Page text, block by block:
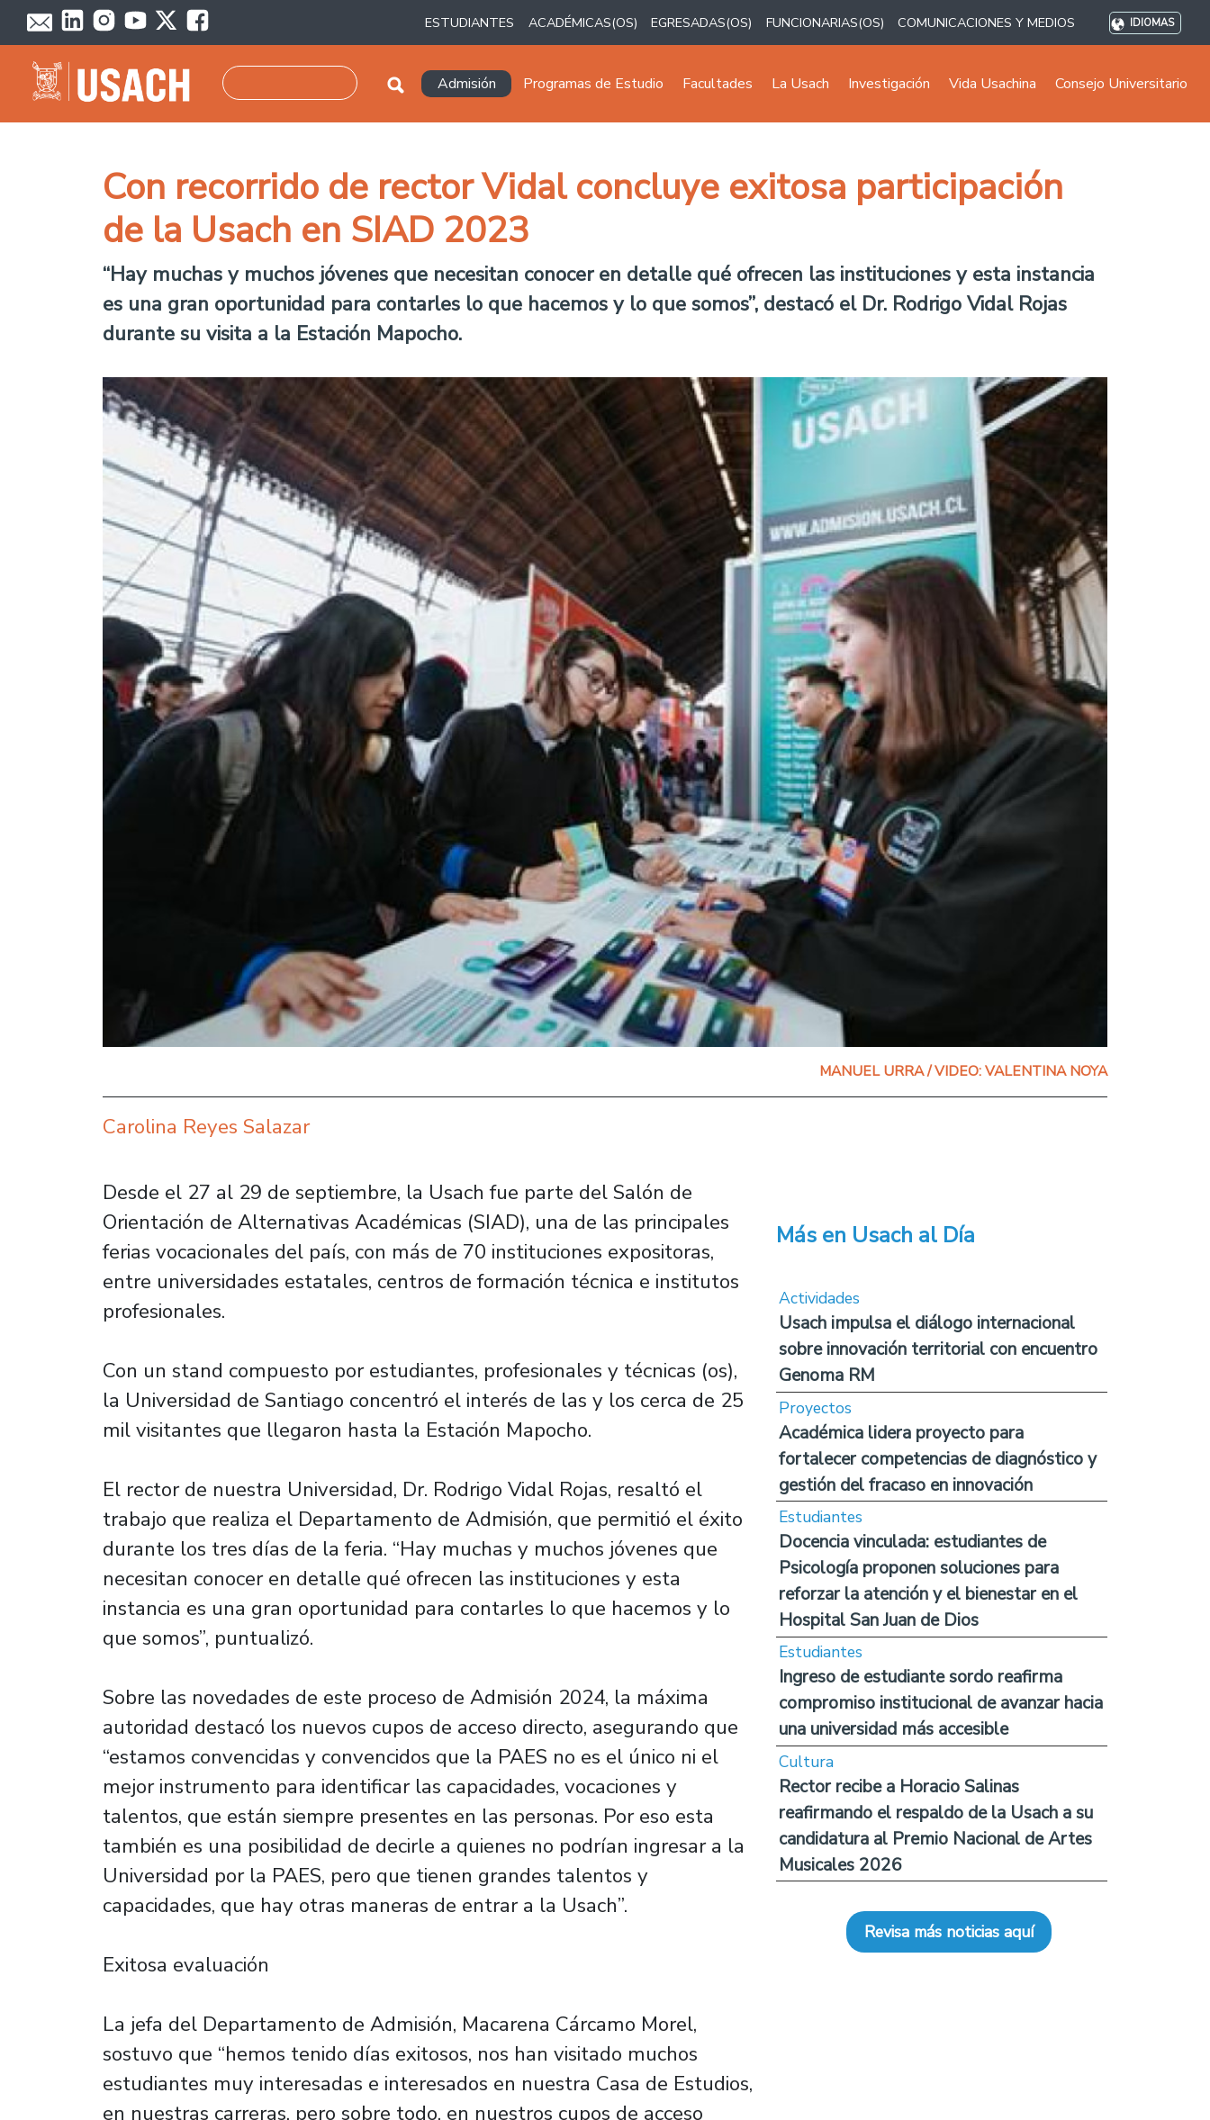
Pasar al contenido principal
ESTUDIANTES ACADÉMICAS(OS) EGRESADAS(OS) FUNCIONARIAS(OS) COMUNICACIONES Y MEDIOS IDIOMAS
Navegación principal
Admisión Programas de Estudio Facultades La Usach Investigación Vida Usachina Consejo Universitario
Con recorrido de rector Vidal concluye exitosa participación
de la Usach en SIAD 2023
“Hay muchas y muchos jóvenes que necesitan conocer en detalle qué ofrecen las instituciones y esta instancia
es una gran oportunidad para contarles lo que hacemos y lo que somos”, destacó el Dr. Rodrigo Vidal Rojas
durante su visita a la Estación Mapocho.
MANUEL URRA / VIDEO: VALENTINA NOYA
Carolina Reyes Salazar
Desde el 27 al 29 de septiembre, la Usach fue parte del Salón de
Orientación de Alternativas Académicas (SIAD), una de las principales
ferias vocacionales del país, con más de 70 instituciones expositoras,
entre universidades estatales, centros de formación técnica e institutos
profesionales.
Con un stand compuesto por estudiantes, profesionales y técnicas (os),
la Universidad de Santiago concentró el interés de las y los cerca de 25
mil visitantes que llegaron hasta la Estación Mapocho.
El rector de nuestra Universidad, Dr. Rodrigo Vidal Rojas, resaltó el
trabajo que realiza el Departamento de Admisión, que permitió el éxito
durante los tres días de la feria. “Hay muchas y muchos jóvenes que
necesitan conocer en detalle qué ofrecen las instituciones y esta
instancia es una gran oportunidad para contarles lo que hacemos y lo
que somos”, puntualizó.
Sobre las novedades de este proceso de Admisión 2024, la máxima
autoridad destacó los nuevos cupos de acceso directo, asegurando que
“estamos convencidas y convencidos que la PAES no es el único ni el
mejor instrumento para identificar las capacidades, vocaciones y
talentos, que están siempre presentes en las personas. Por eso esta
también es una posibilidad de decirle a quienes no podrían ingresar a la
Universidad por la PAES, pero que tienen grandes talentos y
capacidades, que hay otras maneras de entrar a la Usach”.
Exitosa evaluación
La jefa del Departamento de Admisión, Macarena Cárcamo Morel,
sostuvo que “hemos tenido días exitosos, nos han visitado muchos
estudiantes muy interesadas e interesados en nuestra Casa de Estudios,
en nuestras carreras, pero sobre todo, en nuestros cupos de acceso
Más en Usach al Día
Actividades
Usach impulsa el diálogo internacional
sobre innovación territorial con encuentro
Genoma RM
Proyectos
Académica lidera proyecto para
fortalecer competencias de diagnóstico y
gestión del fracaso en innovación
Estudiantes
Docencia vinculada: estudiantes de
Psicología proponen soluciones para
reforzar la atención y el bienestar en el
Hospital San Juan de Dios
Estudiantes
Ingreso de estudiante sordo reafirma
compromiso institucional de avanzar hacia
una universidad más accesible
Cultura
Rector recibe a Horacio Salinas
reafirmando el respaldo de la Usach a su
candidatura al Premio Nacional de Artes
Musicales 2026
Revisa más noticias aquí